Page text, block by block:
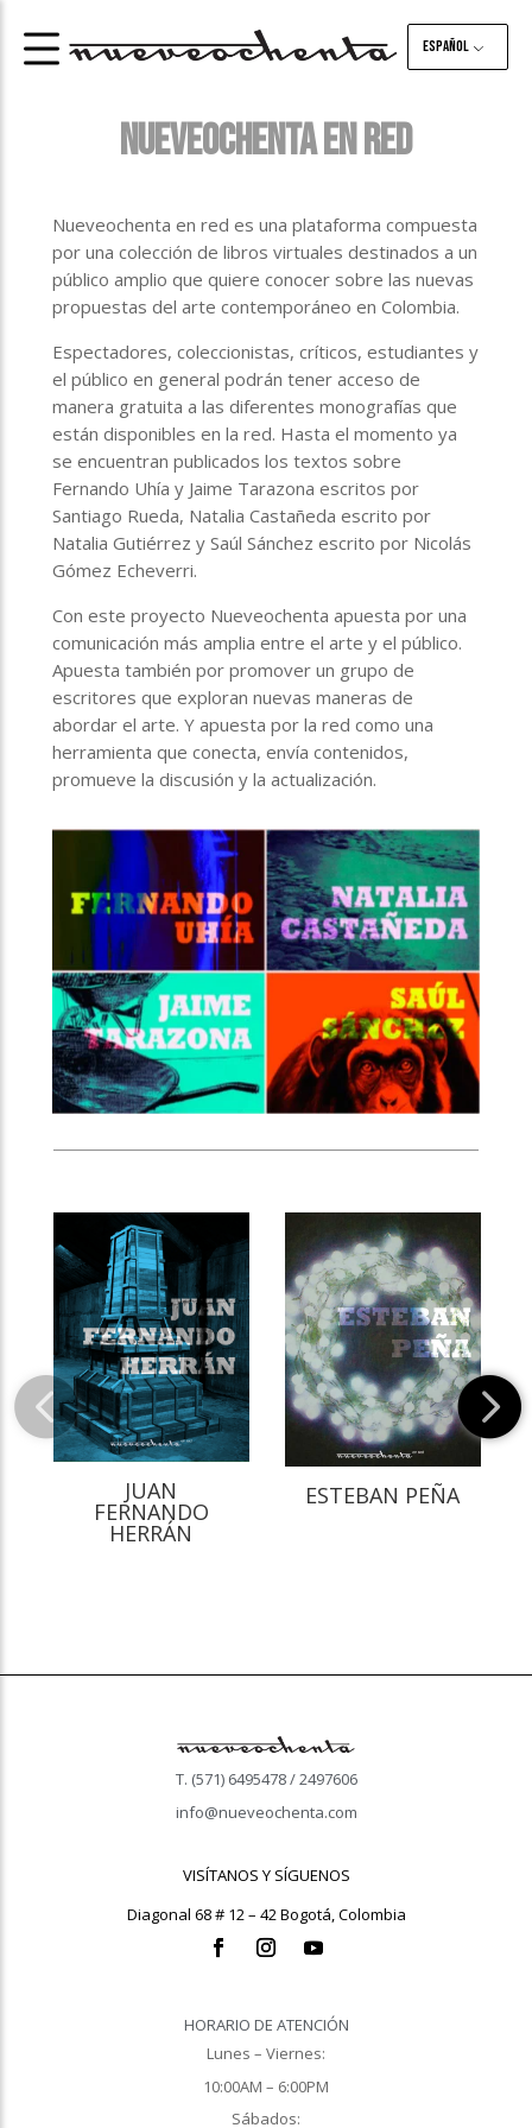
Español
NUEVEOCHENTA EN RED
Nueveochenta en red es una plataforma compuesta
por una colección de libros virtuales destinados a un
público amplio que quiere conocer sobre las nuevas
propuestas del arte contemporáneo en Colombia.
Espectadores, coleccionistas, críticos, estudiantes y
el público en general podrán tener acceso de
manera gratuita a las diferentes monografías que
están disponibles en la red. Hasta el momento ya
se encuentran publicados los textos sobre
Fernando Uhía y Jaime Tarazona escritos por
Santiago Rueda, Natalia Castañeda escrito por
Natalia Gutiérrez y Saúl Sánchez escrito por Nicolás
Gómez Echeverri.
Con este proyecto Nueveochenta apuesta por una
comunicación más amplia entre el arte y el público.
Apuesta también por promover un grupo de
escritores que exploran nuevas maneras de
abordar el arte. Y apuesta por la red como una
herramienta que conecta, envía contenidos,
promueve la discusión y la actualización.
JUAN
FERNANDO
HERRÁN
ESTEBAN PEÑA
T. (571) 6495478 / 2497606
info@nueveochenta.com
VISÍTANOS Y SÍGUENOS
Diagonal 68 # 12 – 42 Bogotá, Colombia
HORARIO DE ATENCIÓN
Lunes – Viernes:
10:00AM – 6:00PM
Sábados: